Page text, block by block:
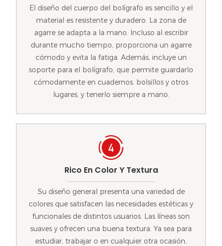
El diseño del cuerpo del bolígrafo es sencillo y el
material es resistente y duradero. La zona de
agarre se adapta a la mano. Incluso al escribir
durante mucho tiempo, proporciona un agarre
cómodo y evita la fatiga. Además, incluye un
soporte para el bolígrafo, que permite guardarlo
cómodamente en cuadernos, bolsillos y otros
lugares, y tenerlo siempre a mano.
Rico En Color Y Textura
Su diseño general presenta una variedad de
colores que satisfacen las necesidades estéticas y
funcionales de distintos usuarios. Las líneas son
suaves y ofrecen una buena textura. Ya sea para
estudiar, trabajar o en cualquier otra ocasión,